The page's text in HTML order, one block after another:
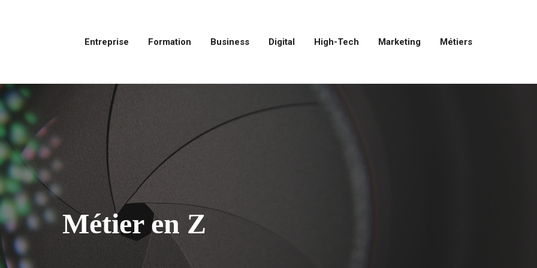
Entreprise Formation Business Digital High-Tech Marketing Métiers
Métier en Z